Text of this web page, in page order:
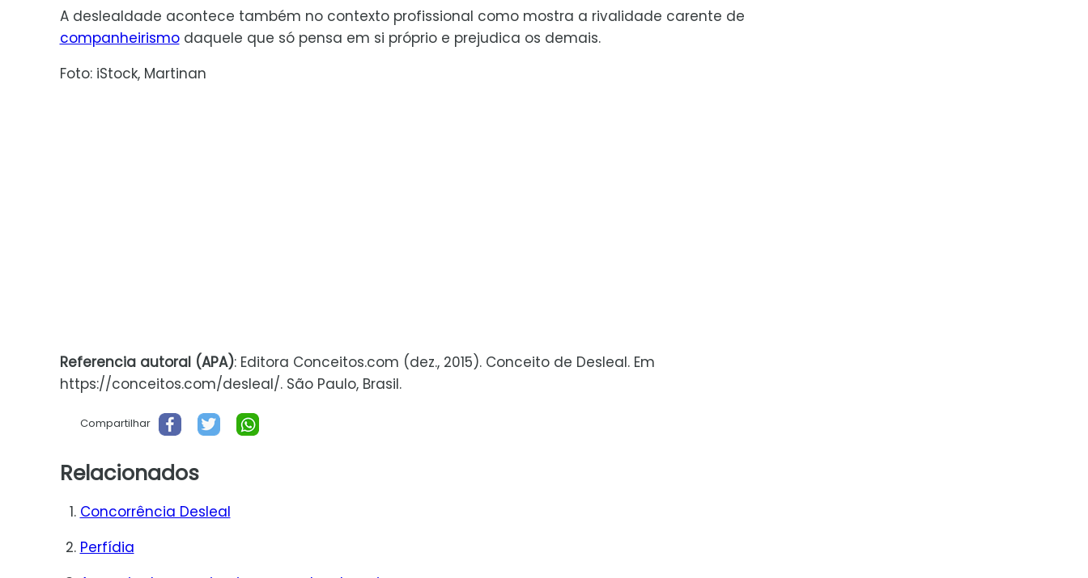
A deslealdade acontece também no contexto profissional como mostra a rivalidade carente de
companheirismodaquele que só pensa em si próprio e prejudica os demais.
Foto: iStock, Martinan
Referencia autoral (APA): Editora Conceitos.com (dez., 2015). Conceito de Desleal. Em
https://conceitos.com/desleal/. São Paulo, Brasil.
Compartilhar
Relacionados
Concorrência Desleal
Perfídia